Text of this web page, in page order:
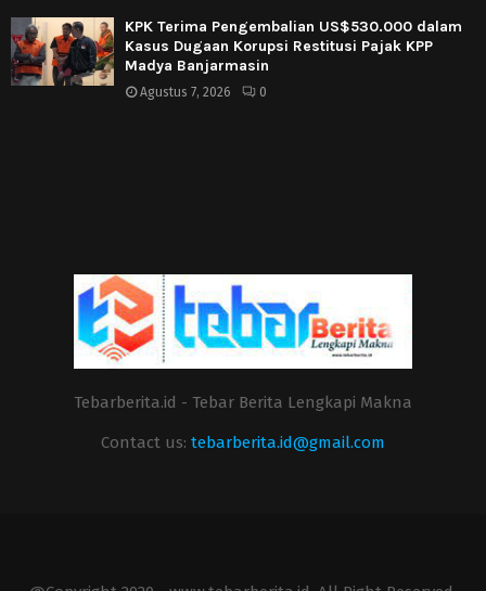
KPK Terima Pengembalian US$530.000 dalam
Kasus Dugaan Korupsi Restitusi Pajak KPP
Madya Banjarmasin
Agustus 7, 2026 0
Tebarberita.id - Tebar Berita Lengkapi Makna
Contact us: tebarberita.id@gmail.com